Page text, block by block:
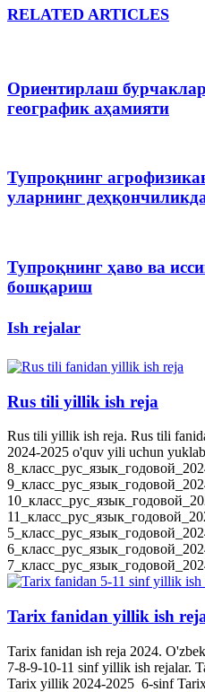
RELATED ARTICLES
Ориентирлаш
географик аҳамияти
Тупроқнинг
уларнинг
Тупроқнинг ҳаво ва
бошқариш
Ish rejalar
Rus tili yillik ish reja
Rus tili yillik ish reja. Rus tili
2024-2025 o'quv yili uchun
Tarix fanidan yillik ish
Tarix fanidan ish reja 2024.
7-8-9-10-11 sinf yillik ish rejalar.
Tarix yillik 2024-2025 6-sinf